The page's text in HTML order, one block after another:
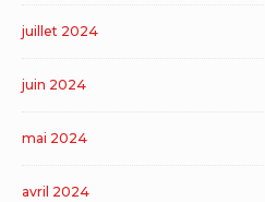
juillet 2024
juin 2024
mai 2024
avril 2024